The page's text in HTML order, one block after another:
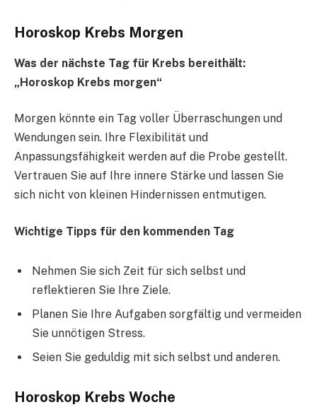
Horoskop Krebs Morgen
Was der nächste Tag für Krebs bereithält:
„Horoskop Krebs morgen“
Morgen könnte ein Tag voller Überraschungen und
Wendungen sein. Ihre Flexibilität und
Anpassungsfähigkeit werden auf die Probe gestellt.
Vertrauen Sie auf Ihre innere Stärke und lassen Sie
sich nicht von kleinen Hindernissen entmutigen.
Wichtige Tipps für den kommenden Tag
Nehmen Sie sich Zeit für sich selbst und
reflektieren Sie Ihre Ziele.
Planen Sie Ihre Aufgaben sorgfältig und vermeiden
Sie unnötigen Stress.
Seien Sie geduldig mit sich selbst und anderen.
Horoskop Krebs Woche